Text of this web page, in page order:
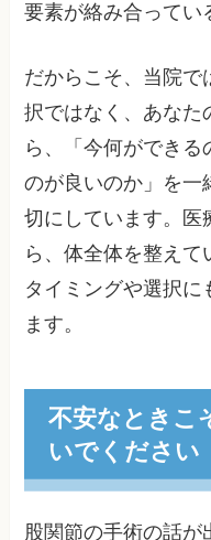
要素が絡み合ってい
だからこそ、当院で
択ではなく、あなた
ら、「今何ができ
のが良いのか」を一
切にしています。医
ら、体全体を整え
タイミングや選択に
ます。
不安なときこ
いでください
股関節の手術の話が